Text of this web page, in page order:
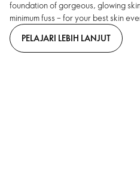
foundation of gorgeous, glowing
minimum fuss – for your best skin
PELAJARI LEBIH LANJUT